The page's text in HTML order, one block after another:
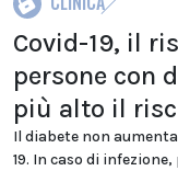
Covid-19, il
persone con
più alto il
Il diabete non
19. In caso di